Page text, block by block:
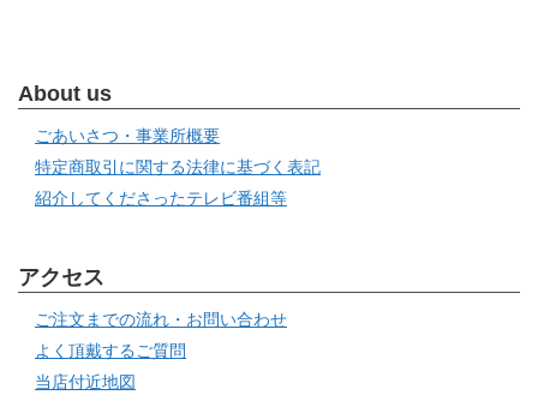
About us
ごあいさつ・事業所概要
特定商取引に関する法律に基づく表記
紹介してくださったテレビ番組等
アクセス
ご注文までの流れ・お問い合わせ
よく頂戴するご質問
当店付近地図